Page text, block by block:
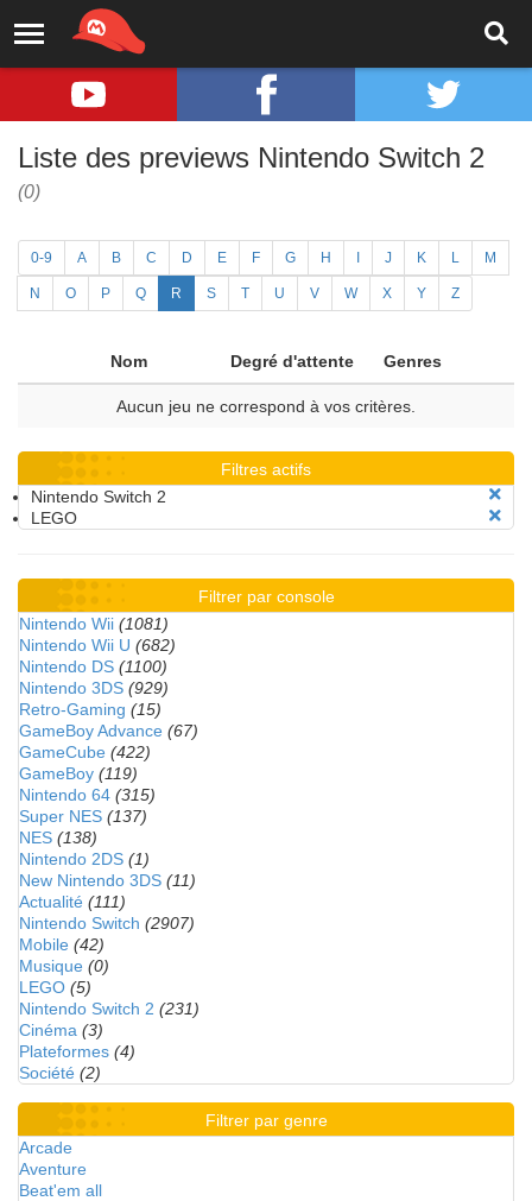
Liste des previews Nintendo Switch 2
(0)
0-9 A B C D E F G H J K L M
N O P Q R S T U V W X Y Z
Nom Degré d'attente Genres
Aucun jeu ne correspond à vos critères.
Filtres actifs
Nintendo Switch 2
LEGO
Filtrer par console
Nintendo Wii (1081)
Nintendo Wii U (682)
Nintendo DS (1100)
Nintendo 3DS (929)
Retro-Gaming (15)
GameBoy Advance (67)
GameCube (422)
GameBoy (119)
Nintendo 64 (315)
Super NES (137)
NES (138)
Nintendo 2DS (1)
New Nintendo 3DS (11)
Actualité (111)
Nintendo Switch (2907)
Mobile (42)
Musique (0)
LEGO (5)
Nintendo Switch 2 (231)
Cinéma (3)
Plateformes (4)
Société (2)
Filtrer par genre
Arcade
Aventure
Beat'em all